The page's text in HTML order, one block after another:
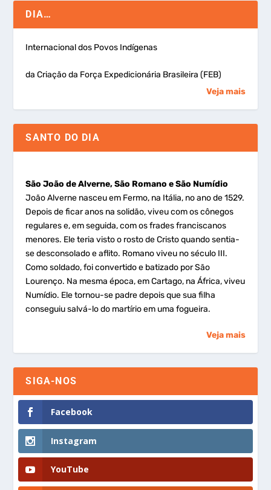
DIA…
Internacional dos Povos Indígenas
da Criação da Força Expedicionária Brasileira (FEB)
Veja mais
SANTO DO DIA
São João de Alverne, São Romano e São Numídio
João Alverne nasceu em Fermo, na Itália, no ano de 1529.
Depois de ficar anos na solidão, viveu com os cônegos
regulares e, em seguida, com os frades franciscanos
menores. Ele teria visto o rosto de Cristo quando sentia-
se desconsolado e aflito. Romano viveu no século III.
Como soldado, foi convertido e batizado por São
Lourenço. Na mesma época, em Cartago, na África, viveu
Numídio. Ele tornou-se padre depois que sua filha
conseguiu salvá-lo do martírio em uma fogueira.
Veja mais
SIGA-NOS
Facebook
Instagram
YouTube